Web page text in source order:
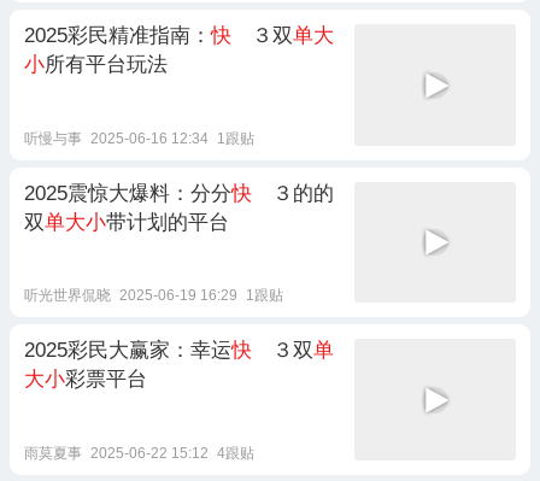
2025彩民精准指南：快 ３双单大
小所有平台玩法
听慢与事 2025-06-16 12:34 1跟贴
2025震惊大爆料：分分快 ３的的
双单大小带计划的平台
听光世界侃晓 2025-06-19 16:29 1跟贴
2025彩民大赢家：幸运快 ３双单
大小彩票平台
雨莫夏事 2025-06-22 15:12 4跟贴